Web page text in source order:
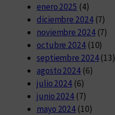
enero 2025 (4)
diciembre 2024(7)
noviembre 2024(7)
octubre 2024(10)
septiembre 2024(13)
agosto 2024(6)
julio 2024 (6)
junio 2024 (7)
mayo 2024 (10)